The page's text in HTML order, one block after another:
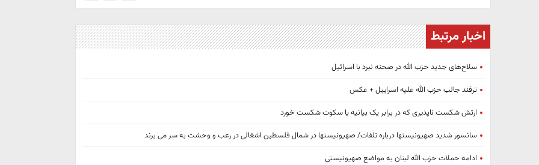
اخبار مرتبط
سلاح‌های جدید حزب الله در صحنه نبرد با اسرائیل
ترفند جالب حزب الله علیه اسراییل + عکس
ارتش شکست ناپذیری که در برابر یک بیانیه یا سکوت شکست خورد
سانسور شدید صهیونیستها درباره تلفات/ صهیونیستها در شمال فلسطین اشغالی در رعب و وحشت به سر می برند
ادامه حملات حزب الله لبنان به مواضع صهیونیستی